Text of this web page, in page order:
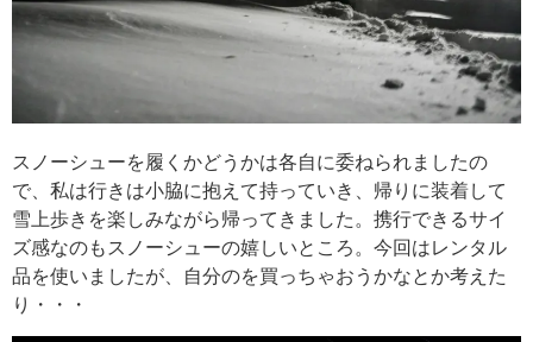
スノーシューを履くかどうかは各自に委ねられましたの
で、私は行きは小脇に抱えて持っていき、帰りに装着して
雪上歩きを楽しみながら帰ってきました。携行できるサイ
ズ感なのもスノーシューの嬉しいところ。今回はレンタル
品を使いましたが、自分のを買っちゃおうかなとか考えた
り・・・